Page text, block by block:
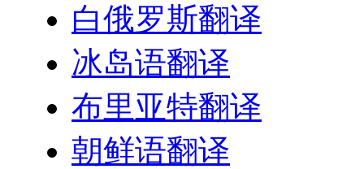
白俄罗斯翻译
冰岛语翻译
布里亚特翻译
朝鲜语翻译